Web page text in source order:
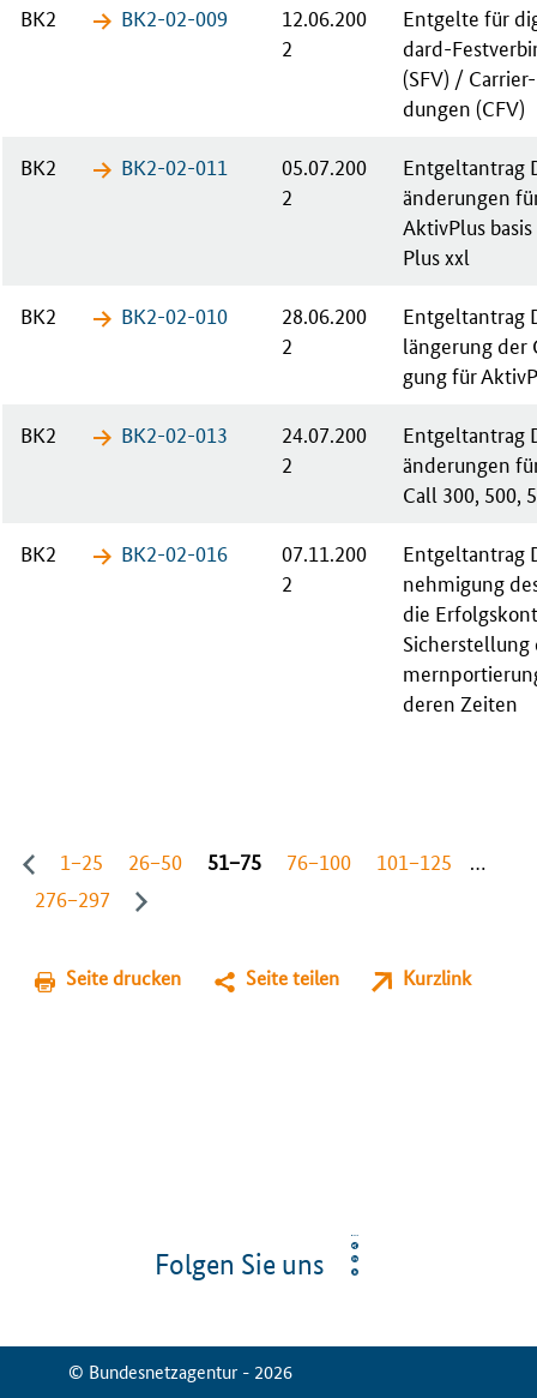
BK2 BK2-02-​009
12.06.200
2
Ent­gel­te für
dard-
(SFV) /
dun­gen (CFV)
BK2 BK2-02-​011
05.07.200
2
Ent­gelt­an­trag
än­de­run­gen
Ak­tiv­Plus
Plus xxl
BK2 BK2-02-​010
28.06.200
2
Ent­gelt­an­trag
län­ge­rung
gung für
BK2 BK2-02-​013
24.07.200
2
Ent­gelt­an­trag
än­de­run­gen
Call 300, 500,
BK2 BK2-02-​016
07.11.200
2
Ent­gelt­an­trag
neh­mi­gung
die
de­ren Zei­ten
1−25 26−50 51−75 76−100 101−125
…
276−297
Seite drucken Seite teilen Kurzlink
Folgen Sie uns
© Bundesnetzagentur - 2026